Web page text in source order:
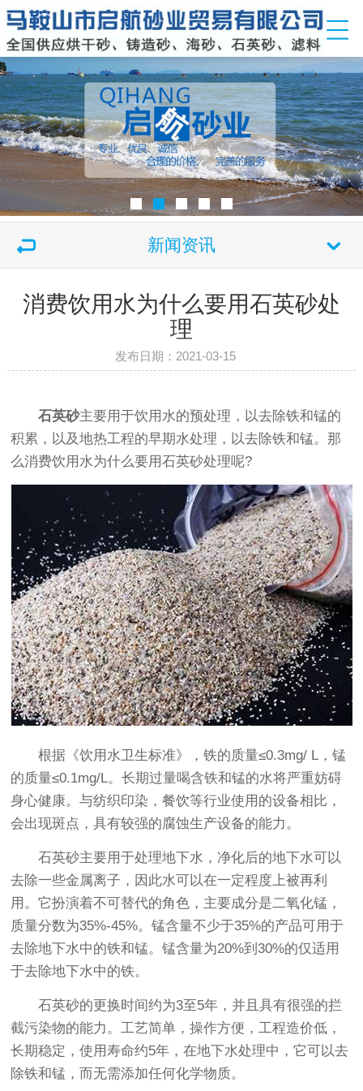
新闻资讯
消费饮用水为什么要用石英砂处
理
发布日期：2021-03-15
石英砂主要用于饮用水的预处理，以去除铁和锰的
积累，以及地热工程的早期水处理，以去除铁和锰。那
么消费饮用水为什么要用石英砂处理呢?
根据《饮用水卫生标准》，铁的质量≤0.3mg/ L，锰
的质量≤0.1mg/L。长期过量喝含铁和锰的水将严重妨碍
身心健康。与纺织印染，餐饮等行业使用的设备相比，
会出现斑点，具有较强的腐蚀生产设备的能力。
石英砂主要用于处理地下水，净化后的地下水可以
去除一些金属离子，因此水可以在一定程度上被再利
用。它扮演着不可替代的角色，主要成分是二氧化锰，
质量分数为35%-45%。锰含量不少于35%的产品可用于
去除地下水中的铁和锰。锰含量为20%到30%的仅适用
于去除地下水中的铁。
石英砂的更换时间约为3至5年，并且具有很强的拦
截污染物的能力。工艺简单，操作方便，工程造价低，
长期稳定，使用寿命约5年，在地下水处理中，它可以去
除铁和锰，而无需添加任何化学物质。